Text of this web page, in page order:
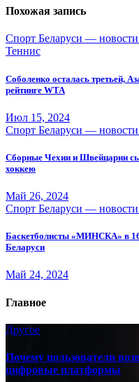
записям
Похожая запись
Спорт Беларуси — новости
Теннис
Соболенко осталась третьей,
рейтинге WTA
Июл 15, 2024
Спорт Беларуси — новости
Сборные Чехии и Швейцарии
хоккею
Май 26, 2024
Спорт Беларуси — новости
Баскетболисты «МИНСКА» в
Беларуси
Май 24, 2024
Главное
Другое
Почему пользователи
цифровые платформы